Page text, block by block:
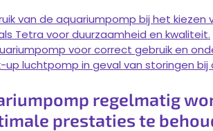
van de aquariumpomp bij het kiezen
Tetra voor duurzaamheid en kwaliteit.
voor correct gebruik en
luchtpomp in geval van storingen
regelmatig
prestaties te